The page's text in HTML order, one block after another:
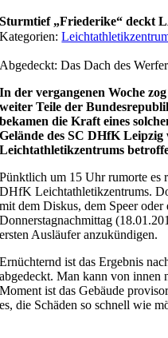
Sturmtief „Friederike“ deckt
Kategorien:
Abgedeckt: Das Dach des
In der vergangenen Woche
weiter Teile der
bekamen die Kraft eines
Gelände des SC DHfK
Leichtathletikzentrums
Pünktlich um 15 Uhr rumorte es
DHfK Leichtathletikzentrums.
mit dem Diskus, dem Speer
Donnerstagnachmittag
ersten Ausläufer anzukündigen.
Ernüchternd ist das Ergebnis
abgedeckt. Man kann von innen
Moment ist das Gebäude
es, die Schäden so schnell wie